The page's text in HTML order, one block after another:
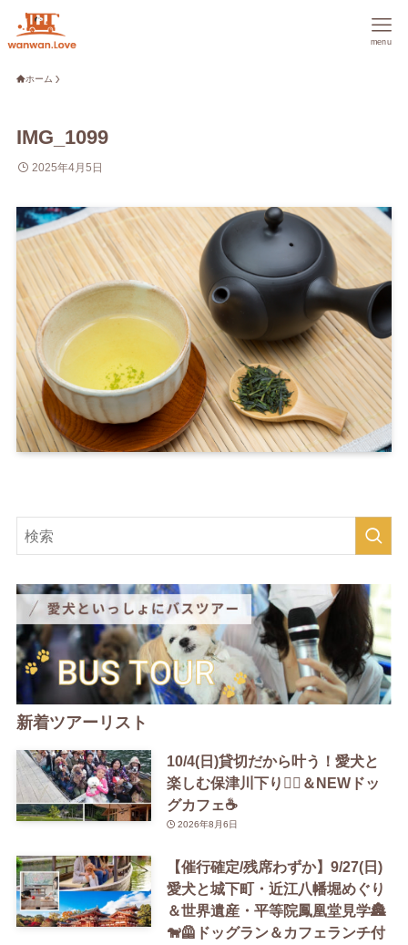
menu
ホーム
IMG_1099
2025年4月5日
新着ツアーリスト
10/4(日)貸切だから叶う！愛犬と
楽しむ保津川下り🚣‍♀️＆NEWドッ
グカフェ☕️
2026年8月6日
【催行確定/残席わずか】9/27(日)
愛犬と城下町・近江八幡堀めぐり
＆世界遺産・平等院鳳凰堂見学🏯
🐕‍🦺ドッグラン＆カフェランチ付